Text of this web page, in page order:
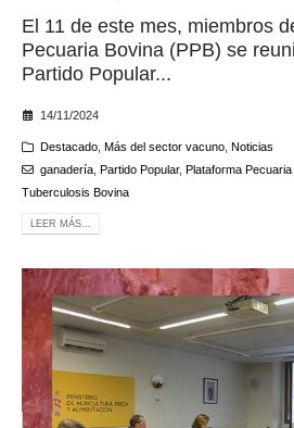
El 11 de este mes, miembros
Pecuaria Bovina (PPB) se
Partido Popular...
14/11/2024
Destacado, Más del sector vacuno, Noticias
ganadería, Partido Popular, Plataforma
Tuberculosis Bovina
LEER MÁS...